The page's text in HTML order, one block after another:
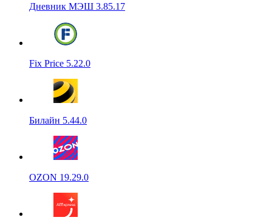
Дневник МЭШ 3.85.17
Fix Price 5.22.0
Билайн 5.44.0
OZON 19.29.0